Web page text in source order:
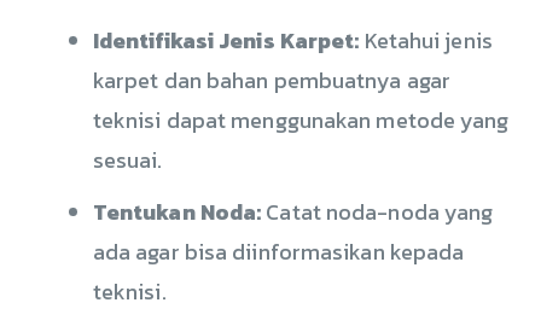
Identifikasi Jenis Karpet: Ketahui jenis
karpet dan bahan pembuatnya agar
teknisi dapat menggunakan metode yang
sesuai.
Tentukan Noda:Catat noda-noda yang
ada agar bisa diinformasikan kepada
teknisi.